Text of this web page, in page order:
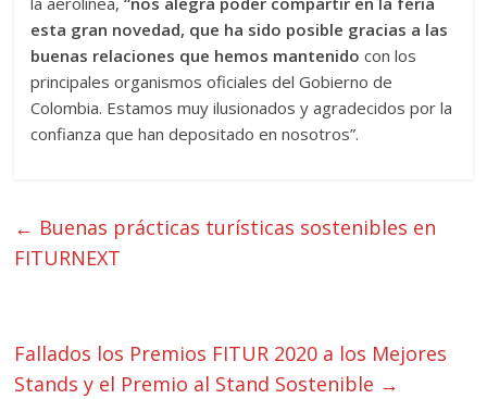
esta gran novedad, que ha sido posible gracias a las
buenas relaciones que hemos mantenido con los
principales organismos oficiales del Gobierno de
Colombia. Estamos muy ilusionados y agradecidos por la
confianza que han depositado en nosotros”.
← Buenas prácticas turísticas sostenibles en
FITURNEXT
Fallados los Premios FITUR 2020 a los Mejores
Stands y el Premio al Stand Sostenible →